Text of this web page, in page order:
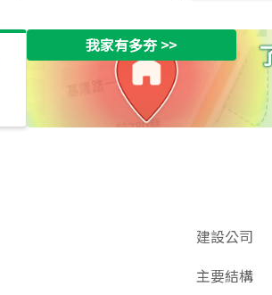
我家有多夯>>
建設公司
主要結構